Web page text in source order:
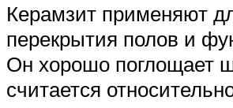
Керамзит применяют
перекрытия полов и
Он хорошо поглощает
считается